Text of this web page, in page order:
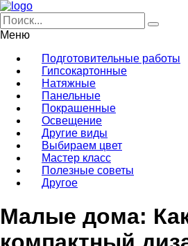
Меню
Подготовительные работы
Гипсокартонные
Натяжные
Панельные
Покрашенные
Освещение
Другие виды
Выбираем цвет
Мастер класс
Полезные советы
Другое
Малые дома: